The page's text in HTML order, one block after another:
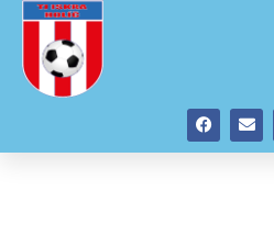
Preskočiť
obsah
F
a
c
E
n
v